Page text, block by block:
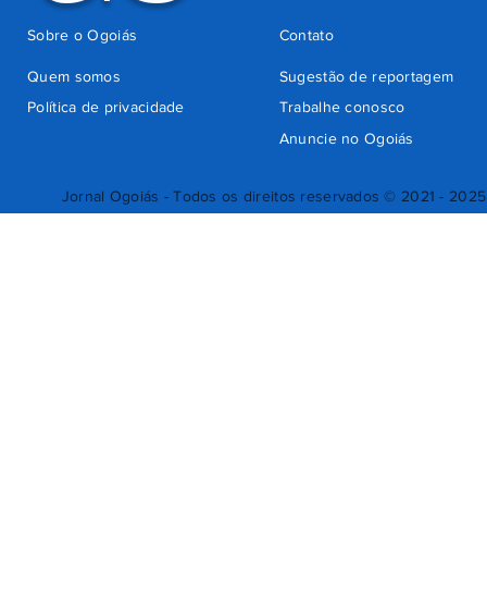
Jornal Ogoiás - Todos os direitos reservados © 2021 - 2025
Quem somos
Sugestão de reportagem
Trabalhe conosco
Política de privacidade
Anuncie no Ogoiás
Contato
Sobre o Ogoiás